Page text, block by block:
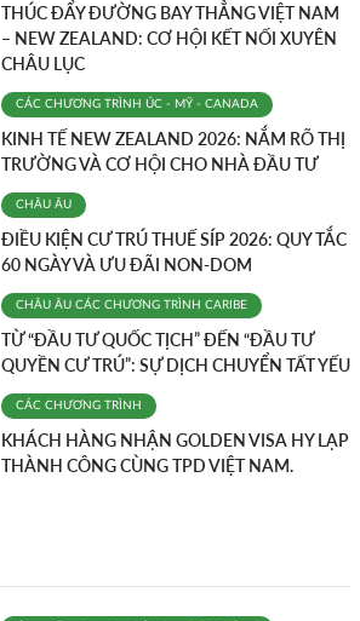
THÚC ĐẨY ĐƯỜNG BAY THẲNG VIỆT NAM
– NEW ZEALAND: CƠ HỘI KẾT NỐI XUYÊN
CHÂU LỤC
CÁC CHƯƠNG TRÌNH ÚC - MỸ - CANADA
KINH TẾ NEW ZEALAND 2026: NẮM RÕ THỊ
TRƯỜNG VÀ CƠ HỘI CHO NHÀ ĐẦU TƯ
CHÂU ÂU
ĐIỀU KIỆN CƯ TRÚ THUẾ SÍP 2026: QUY TẮC
60 NGÀY VÀ ƯU ĐÃI NON-DOM
CHÂU ÂU CÁC CHƯƠNG TRÌNH CARIBE
TỪ “ĐẦU TƯ QUỐC TỊCH” ĐẾN “ĐẦU TƯ
QUYỀN CƯ TRÚ”: SỰ DỊCH CHUYỂN TẤT YẾU
CÁC CHƯƠNG TRÌNH
KHÁCH HÀNG NHẬN GOLDEN VISA HY LẠP
THÀNH CÔNG CÙNG TPD VIỆT NAM.